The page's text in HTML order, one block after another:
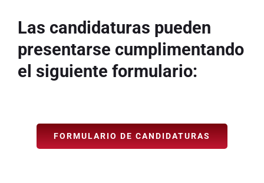
Las candidaturas pueden
presentarse cumplimentando
el siguiente formulario:
FORMULARIO DE CANDIDATURAS